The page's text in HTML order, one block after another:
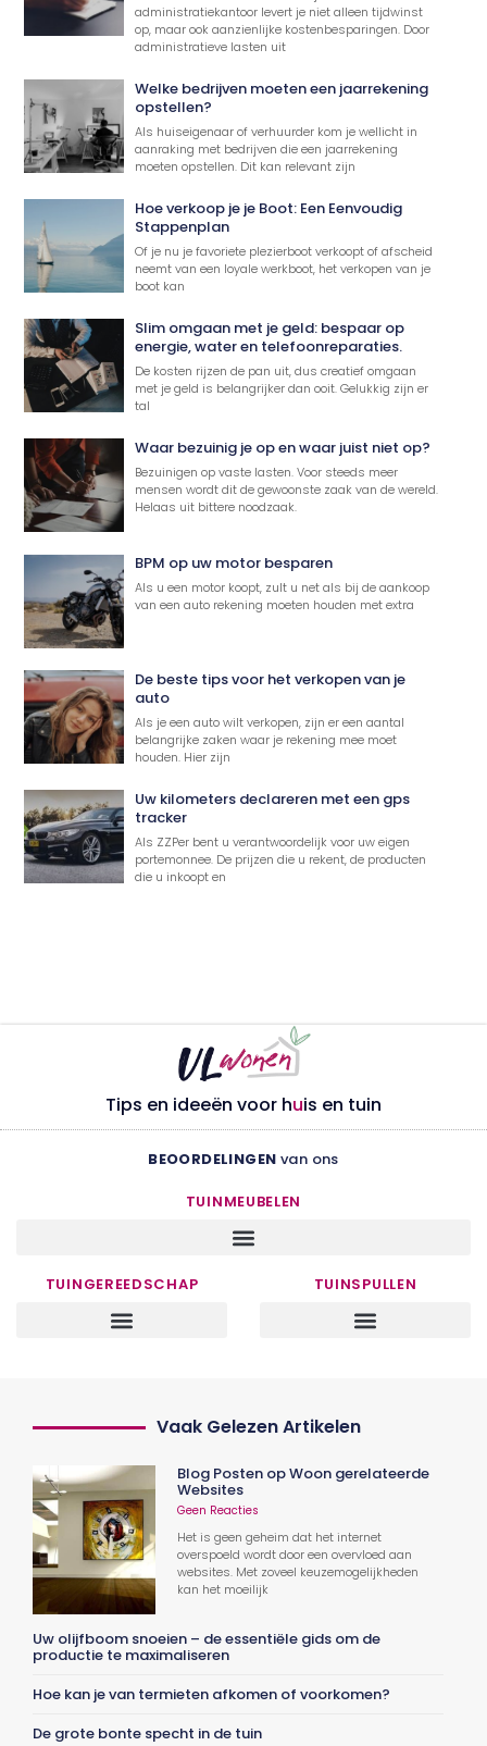
administratiekantoor levert je niet alleen tijdwinst
op, maar ook aanzienlijke kostenbesparingen. Door
administratieve lasten uit
Welke bedrijven moeten een jaarrekening
opstellen?
Als huiseigenaar of verhuurder kom je wellicht in
aanraking met bedrijven die een jaarrekening
moeten opstellen. Dit kan relevant zijn
Hoe verkoop je je Boot: Een Eenvoudig
Stappenplan
Of je nu je favoriete plezierboot verkoopt of afscheid
neemt van een loyale werkboot, het verkopen van je
boot kan
Slim omgaan met je geld: bespaar op
energie, water en telefoonreparaties.
De kosten rijzen de pan uit, dus creatief omgaan
met je geld is belangrijker dan ooit. Gelukkig zijn er
tal
Waar bezuinig je op en waar juist niet op?
Bezuinigen op vaste lasten. Voor steeds meer
mensen wordt dit de gewoonste zaak van de wereld.
Helaas uit bittere noodzaak.
BPM op uw motor besparen
Als u een motor koopt, zult u net als bij de aankoop
van een auto rekening moeten houden met extra
De beste tips voor het verkopen van je
auto
Als je een auto wilt verkopen, zijn er een aantal
belangrijke zaken waar je rekening mee moet
houden. Hier zijn
Uw kilometers declareren met een gps
tracker
Als ZZPer bent u verantwoordelijk voor uw eigen
portemonnee. De prijzen die u rekent, de producten
die u inkoopt en
Tips en ideeën voor huis en tuin
BEOORDELINGEN van ons
TUINMEUBELEN
TUINGEREEDSCHAP TUINSPULLEN
Vaak Gelezen Artikelen
Blog Posten op Woon gerelateerde
Websites
Geen Reacties
Het is geen geheim dat het internet
overspoeld wordt door een overvloed aan
websites. Met zoveel keuzemogelijkheden
kan het moeilijk
Uw olijfboom snoeien – de essentiële gids om de
productie te maximaliseren
Hoe kan je van termieten afkomen of voorkomen?
De grote bonte specht in de tuin